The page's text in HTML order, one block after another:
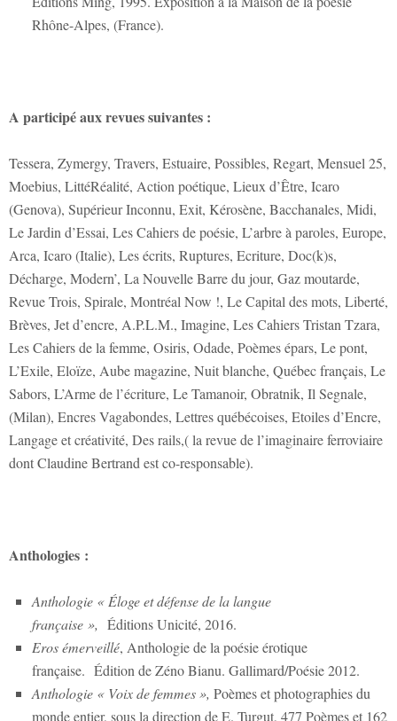
Rhône-Alpes, (France).
A participé aux revues suivantes :
Tessera, Zymergy, Travers, Estuaire, Possibles, Regart, Mensuel 25,
Moebius, LittéRéalité, Action poétique, Lieux d’Être, Icaro
(Genova), Supérieur Inconnu, Exit, Kérosène, Bacchanales, Midi,
Le Jardin d’Essai, Les Cahiers de poésie, L’arbre à paroles, Europe,
Arca, Icaro (Italie), Les écrits, Ruptures, Ecriture, Doc(k)s,
Décharge, Modern’, La Nouvelle Barre du jour, Gaz moutarde,
Revue Trois, Spirale, Montréal Now !, Le Capital des mots, Liberté,
Brèves, Jet d’encre, A.P.L.M., Imagine, Les Cahiers Tristan Tzara,
Les Cahiers de la femme, Osiris, Odade, Poèmes épars, Le pont,
L’Exile, Eloïze, Aube magazine, Nuit blanche, Québec français, Le
Sabors, L’Arme de l’écriture, Le Tamanoir, Obratnik, Il Segnale,
(Milan), Encres Vagabondes, Lettres québécoises, Etoiles d’Encre,
Langage et créativité, Des rails,( la revue de l’imaginaire ferroviaire
dont Claudine Bertrand est co-responsable).
Anthologies :
Anthologie « Éloge et défense de la langue
française », Éditions Unicité, 2016.
Eros émerveillé, Anthologie de la poésie érotique
française. Édition de Zéno Bianu. Gallimard/Poésie 2012.
Anthologie « Voix de femmes », Poèmes et photographies du
monde entier, sous la direction de E. Turgut, 477 Poèmes et 162